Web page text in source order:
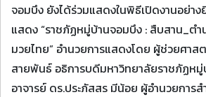
จอมบึง ยังได้ร่วมแสดงในพิธีเปิดงานอย่า
แสดง “ราชภัฏหมู่บ้านจอมบึง : สืบสาน_ต
มวยไทย” อำนวยการแสดงโดย ผู้ช่วยศาส
สายพันธ์ อธิการบดีมหาวิทยาลัยราชภัฏหมู่
อาจารย์ ดร.ประภัสสร มีน้อย ผู้อำนวยการ